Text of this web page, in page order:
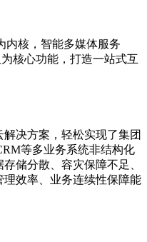
内核，智能多媒体服务
核心功能，打造一站式互
决方案，轻松实现了集团
等多业务系统非结构化
储分散、容灾保障不足、
效率、业务连续性保障能